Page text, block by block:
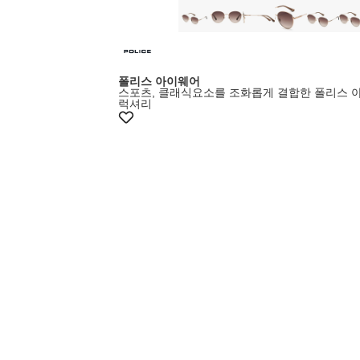
폴리스 아이웨어
스포츠, 클래식요소를 조화롭게 결합한 폴리스
럭셔리